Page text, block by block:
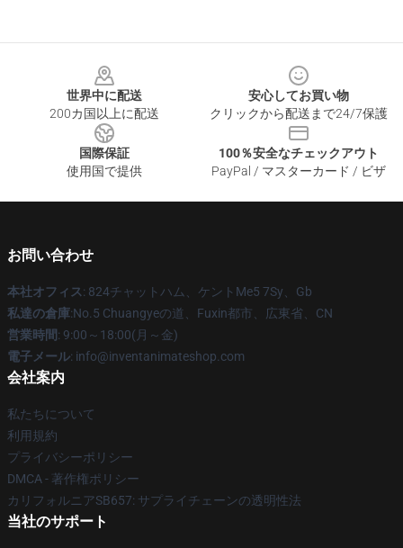
世界中に配送
200カ国以上に配送
安心してお買い物
クリックから配送まで24/7保護
国際保証
使用国で提供
100％安全なチェックアウト
PayPal / マスターカード / ビザ
お問い合わせ
本社オフィス: 824チャットハム、ケントMe5 7Sy、Gb
私達の倉庫:No.5 Chuangyeの道、Fuxin都市、広東省、CN
営業時間: 9:00～18:00(月～金)
電子メール: info@inventanimateshop.com
会社案内
私たちについて
利用規約
プライバシーポリシー
DMCA - 著作権ポリシー
カリフォルニアSB657: サプライチェーンの透明性法
当社のサポート